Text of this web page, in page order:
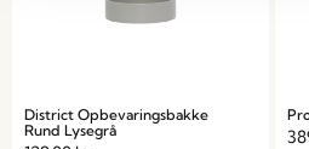
District Opbevaringsbakke
Rund Lysegrå